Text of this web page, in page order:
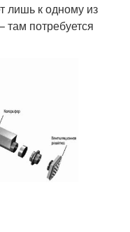
лишь к одному из
там потребуется